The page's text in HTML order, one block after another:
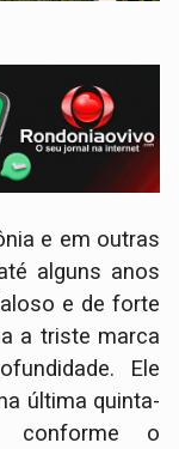
e em outras
alguns anos
e de forte
a triste marca
Ele
última quinta-
conforme o